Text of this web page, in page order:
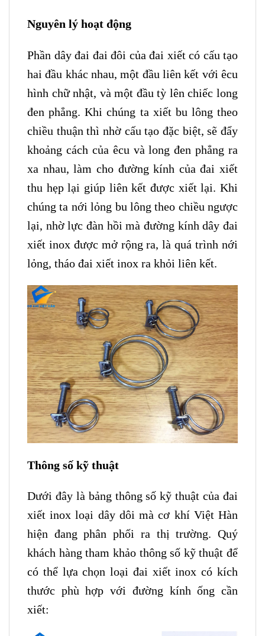
Nguyên lý hoạt động
Phần dây đai đai đôi của đai xiết có cấu tạo
hai đầu khác nhau, một đầu liên kết với êcu
hình chữ nhật, và một đầu tỳ lên chiếc long
đen phẳng. Khi chúng ta xiết bu lông theo
chiều thuận thì nhờ cấu tạo đặc biệt, sẽ đẩy
khoảng cách của êcu và long đen phẳng ra
xa nhau, làm cho đường kính của đai xiết
thu hẹp lại giúp liên kết được xiết lại. Khi
chúng ta nới lỏng bu lông theo chiều ngược
lại, nhờ lực đàn hồi mà đường kính dây đai
xiết inox được mở rộng ra, là quá trình nới
lỏng, tháo đai xiết inox ra khỏi liên kết.
Thông số kỹ thuật
Dưới đây là bảng thông số kỹ thuật của đai
xiết inox loại dây dôi mà cơ khí Việt Hàn
hiện đang phân phối ra thị trường. Quý
khách hàng tham khảo thông số kỹ thuật để
có thể lựa chọn loại đai xiết inox có kích
thước phù hợp với đường kính ống cần
xiết: